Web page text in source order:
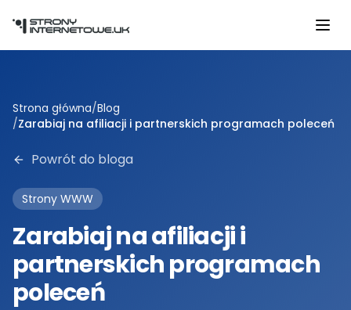
Strona główna/Blog
/Zarabiaj na afiliacji i partnerskich programach poleceń
Powrót do bloga
Strony WWW
Zarabiaj na afiliacji i
partnerskich programach
poleceń